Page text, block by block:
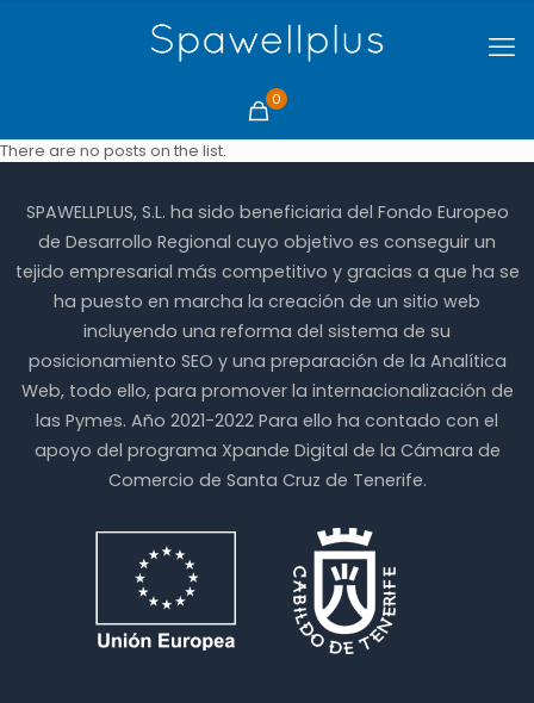
0
There are no posts on the list.
SPAWELLPLUS, S.L. ha sido beneficiaria del Fondo Europeo
de Desarrollo Regional cuyo objetivo es conseguir un
tejido empresarial más competitivo y gracias a que ha se
ha puesto en marcha la creación de un sitio web
incluyendo una reforma del sistema de su
posicionamiento SEO y una preparación de la Analítica
Web, todo ello, para promover la internacionalización de
las Pymes. Año 2021-2022 Para ello ha contado con el
apoyo del programa Xpande Digital de la Cámara de
Comercio de Santa Cruz de Tenerife.